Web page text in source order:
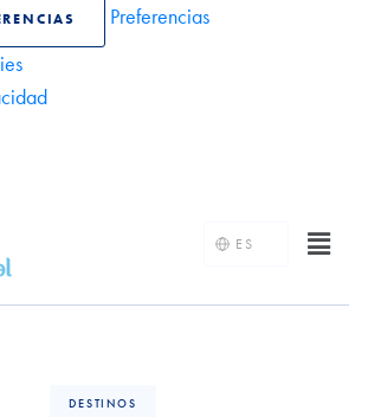
Preferencias
ES
DESTINOS